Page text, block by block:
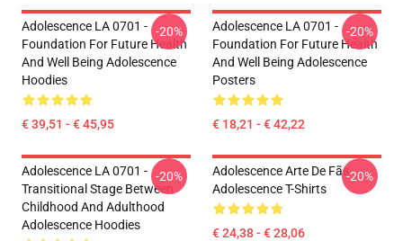
Adolescence LA 0701 -
Foundation For Future Health
And Well Being Adolescence
Hoodies
€ 39,51 - € 45,95
-20%
Adolescence LA 0701 -
Foundation For Future Health
And Well Being Adolescence
Posters
€ 18,21 - € 42,22
-20%
Adolescence LA 0701 -
Transitional Stage Between
Childhood And Adulthood
Adolescence Hoodies
-20%
Adolescence Arte De Fãs
Adolescence T-Shirts
€ 24,38 - € 28,06
-20%